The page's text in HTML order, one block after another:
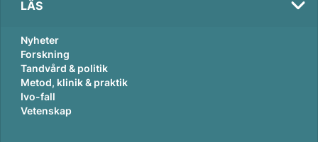
LÄS
Nyheter
Forskning
Tandvård & politik
Metod, klinik & praktik
Ivo-fall
Vetenskap